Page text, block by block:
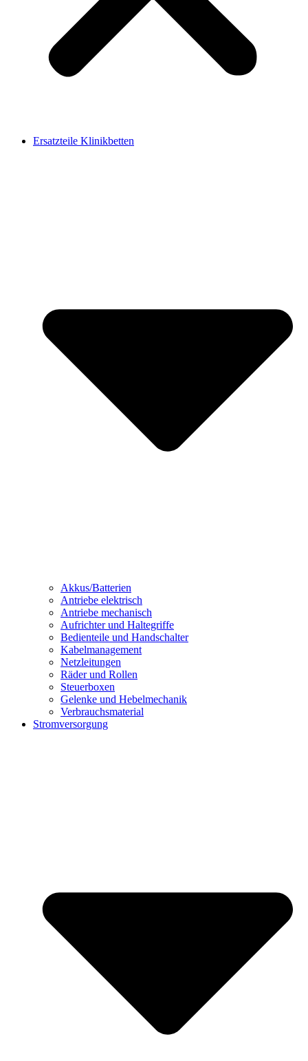
Ersatzteile Klinikbetten
Akkus/Batterien
Antriebe elektrisch
Antriebe mechanisch
Aufrichter und Haltegriffe
Bedienteile und Handschalter
Kabelmanagement
Netzleitungen
Räder und Rollen
Steuerboxen
Gelenke und Hebelmechanik
Verbrauchsmaterial
Stromversorgung